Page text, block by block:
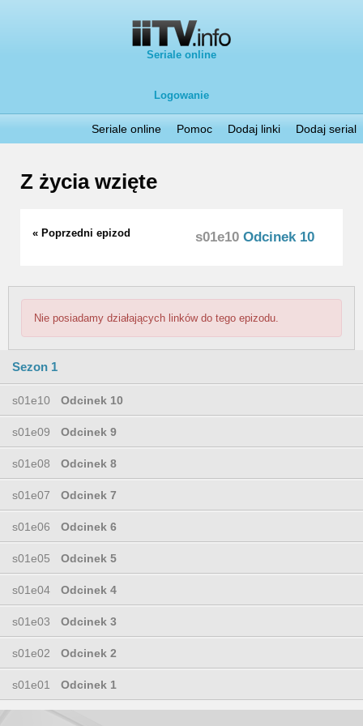
Seriale online
Logowanie
Seriale online Pomoc Dodaj linki Dodaj serial
Z życia wzięte
« Poprzedni epizod s01e10Odcinek 10
Nie posiadamy działających linków do tego epizodu.
Sezon 1
s01e10 Odcinek 10
s01e09 Odcinek 9
s01e08 Odcinek 8
s01e07 Odcinek 7
s01e06 Odcinek 6
s01e05 Odcinek 5
s01e04 Odcinek 4
s01e03 Odcinek 3
s01e02 Odcinek 2
s01e01 Odcinek 1